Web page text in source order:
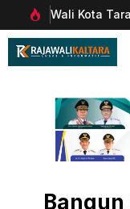
Langsung
ke
Wali Kota
sebagai